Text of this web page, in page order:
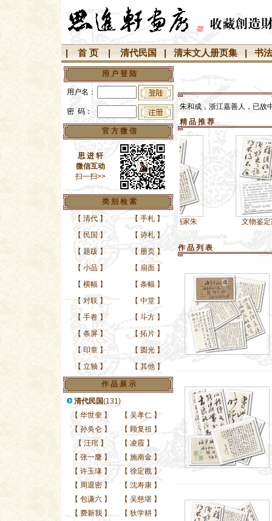
首 页 清代民国 清末文人册页集 书
用 户 登 陆
用户名：
密 码：
官 方 微 信
思 进 轩
微信互动
扫一扫>>
类 别 检 索
【 清代 】 【 手札 】
【 民国 】 【 诗札 】
【 题跋 】 【 册页 】
【 小品 】 【 扇面 】
【 横幅 】 【 条幅 】
【 对联 】 【 中堂 】
【 手卷 】 【 斗方 】
【 条屏 】 【 拓片 】
【 印章 】 【 圆光 】
【 立轴 】 【 其他 】
作 品 展 示
清代民国(131)
【 华世奎 】 【 吴孝仁 】
【 孙奂仑 】 【 顾复祖 】
【 汪琯 】 【 凌霞 】
【 张一麐 】 【 施南金 】
【 许玉瑑 】 【 徐定戡 】
【 周退密 】 【 沈寿康 】
【 包谦六 】 【 吴慈堪 】
【 费新我 】 【 狄学耕 】
朱和成，浙江嘉善人，已故
精 品 推 荐
文物鉴定家、书画家朱 文物鉴定家、书画
作 品 列 表